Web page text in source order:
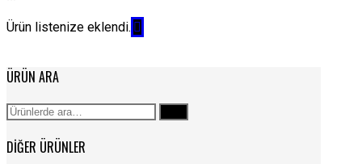
Ürün listenize eklendi.
ÜRÜN ARA
Ara:
DIĞER ÜRÜNLER